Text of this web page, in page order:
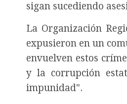
sigan sucediendo
La Organización
expusieron en un
envuelven estos
y la corrupción
impunidad".